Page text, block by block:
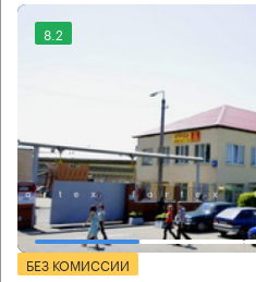
8.2
БЕЗ КОМИССИИ